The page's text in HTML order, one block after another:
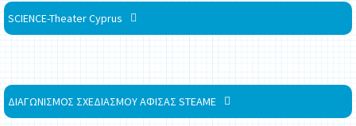
SCIENCE-Theater Cyprus
ΔΙΑΓΩΝΙΣΜΟΣ ΣΧΕΔΙΑΣΜΟΥ ΑΦΙΣΑΣ STEAME